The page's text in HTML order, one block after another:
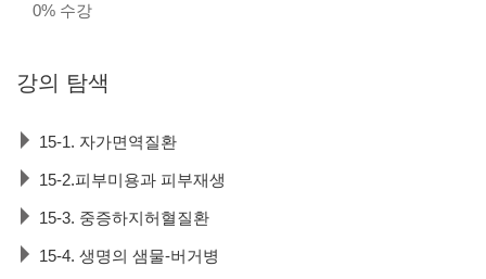
0% 수강
강의 탐색
15-1. 자가면역질환
15-2.피부미용과 피부재생
15-3. 중증하지허혈질환
15-4. 생명의 샘물-버거병